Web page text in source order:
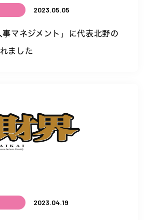
2023.05.05
マネジメント」に代表北野の
ました
2023.04.19